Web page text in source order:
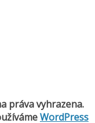
práva vyhrazena.
WordPress